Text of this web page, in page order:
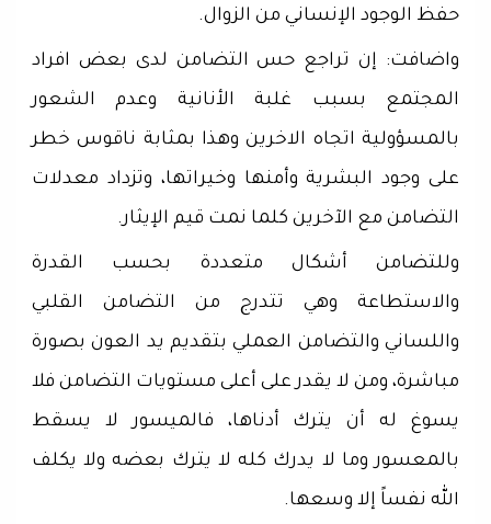
حفظ الوجود الإنساني من الزوال.
واضافت: إن تراجع حس التضامن لدى بعض افراد
المجتمع بسبب غلبة الأنانية وعدم الشعور
بالمسؤولية اتجاه الاخرين وهذا بمثابة ناقوس خطر
على وجود البشرية وأمنها وخيراتها، وتزداد معدلات
التضامن مع الآخرين كلما نمت قيم الإيثار.
وللتضامن أشكال متعددة بحسب القدرة
والاستطاعة وهي تتدرج من التضامن القلبي
واللساني والتضامن العملي بتقديم يد العون بصورة
مباشرة، ومن لا يقدر على أعلى مستويات التضامن فلا
يسوغ له أن يترك أدناها، فالميسور لا يسقط
بالمعسور وما لا يدرك كله لا يترك بعضه ولا يكلف
الله نفساً إلا وسعها.